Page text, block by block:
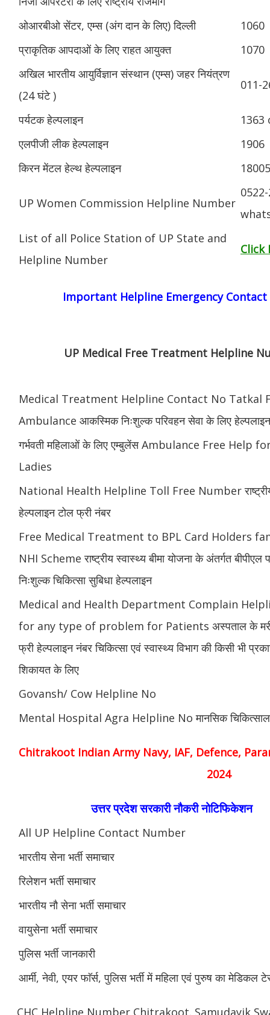
ओआरबीओ सेंटर, एम्स (अंग दान के लिए) दिल्ली
1060
प्राकृतिक आपदाओं के लिए राहत आयुक्त
1070
अखिल भारतीय आयुर्विज्ञान संस्थान (एम्स) जहर नियंत्रण
(24 घंटे )
011-
पर्यटक हेल्पलाइन
1363
एलपीजी लीक हेल्पलाइन
1906
किरन मेंटल हेल्थ हेल्पलाइन
UP Women Commission Helpline Number
List of all Police Station of UP State and
Helpline Number
Click
Important Helpline EmergencyContact
UP Medical Free Treatment Helpline
Medical Treatment Helpline Contact No Tatkal
Ambulance आकस्मिक निःशुल्क परिवहन सेवा के लिए हेल्पलाइन
गर्भवती महिलाओं के लिए एम्बुलेंस Ambulance Free Help
Ladies
National Health Helpline Toll Free Number
हेल्पलाइन टोल फ्री नंबर
Free Medical Treatment to BPL Card Holders
NHI Scheme राष्ट्रीय स्वास्थ्य बीमा योजना के अंतर्गत बीपीएल
निःशुल्क चिकित्सा सुबिधा हेल्पलाइन
Medical and Health Department Complain
for any type of problem for Patients अस्पताल के
फ्री हेल्पलाइन नंबर चिकित्सा एवं स्वास्थ्य विभाग की किसी भी
शिकायत के लिए
Govansh/ Cow Helpline No
Mental Hospital Agra Helpline No मानसिक
Chitrakoot Indian Army Navy, IAF, Defence,
2024
उत्तर प्रदेश सरकारी नौकरी नोटिफिकेशन
All UP Helpline Contact Number
भारतीय सेना भर्ती समाचार
रिलेशन भर्ती समाचार
भारतीय नौ सेना भर्ती समाचार
वायुसेना भर्ती समाचार
पुलिस भर्ती जानकारी
आर्मी, नेवी, एयर फाॅर्स, पुलिस भर्ती में महिला एवं पुरुष का मेडिकल
CHC Helpline Number Chitrakoot. Samudayik